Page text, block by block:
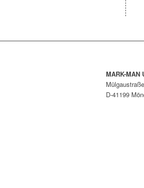
MARK-
D-41199